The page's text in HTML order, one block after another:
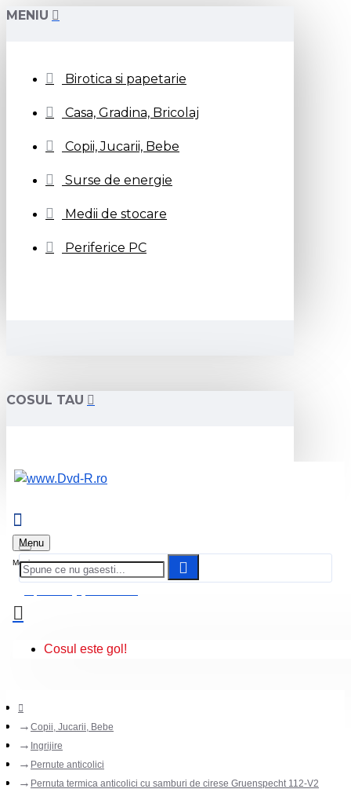
MENIU
Birotica si papetarie
Casa, Gradina, Bricolaj
Copii, Jucarii, Bebe
Surse de energie
Medii de stocare
Periferice PC
COSUL TAU
Menu
Cosul este gol!
Copii, Jucarii, Bebe
Ingrijire
Pernute anticolici
Pernuta termica anticolici cu samburi de cirese Gruenspecht 112-V2